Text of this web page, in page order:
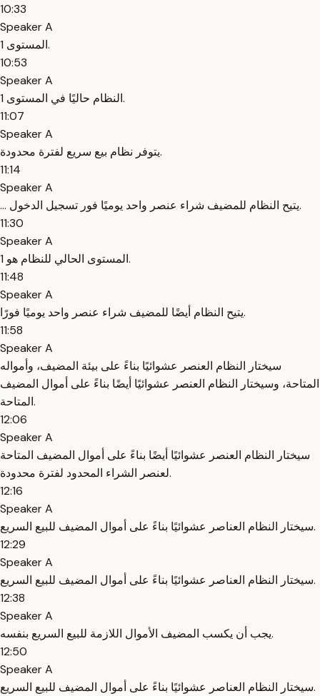
10:33
Speaker A
المستوى 1.
10:53
Speaker A
النظام حاليًا في المستوى 1.
11:07
Speaker A
يتوفر نظام بيع سريع لفترة محدودة.
11:14
Speaker A
... يتيح النظام للمضيف شراء عنصر واحد يوميًا فور تسجيل الدخول.
11:30
Speaker A
المستوى الحالي للنظام هو 1.
11:48
Speaker A
يتيح النظام أيضًا للمضيف شراء عنصر واحد يوميًا فورًا.
11:58
Speaker A
سيختار النظام العنصر عشوائيًا بناءً على بيئة المضيف، وأمواله
المتاحة، وسيختار النظام العنصر عشوائيًا أيضًا بناءً على أموال المضيف
المتاحة.
12:06
Speaker A
سيختار النظام العنصر عشوائيًا أيضًا بناءً على أموال المضيف المتاحة
لعنصر الشراء المحدود لفترة محدودة.
12:16
Speaker A
سيختار النظام العناصر عشوائيًا بناءً على أموال المضيف للبيع السريع.
12:29
Speaker A
سيختار النظام العناصر عشوائيًا بناءً على أموال المضيف للبيع السريع.
12:38
Speaker A
يجب أن يكسب المضيف الأموال اللازمة للبيع السريع بنفسه.
12:50
Speaker A
سيختار النظام العناصر عشوائيًا بناءً على أموال المضيف للبيع السريع.